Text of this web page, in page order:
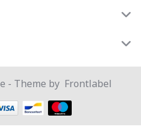
- Theme by Frontlabel